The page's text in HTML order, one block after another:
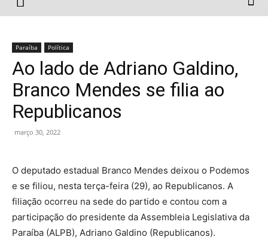
Paraíba Política
Ao lado de Adriano Galdino,
Branco Mendes se filia ao
Republicanos
março 30, 2022
O deputado estadual Branco Mendes deixou o Podemos
e se filiou, nesta terça-feira (29), ao Republicanos. A
filiação ocorreu na sede do partido e contou com a
participação do presidente da Assembleia Legislativa da
Paraíba (ALPB), Adriano Galdino (Republicanos).